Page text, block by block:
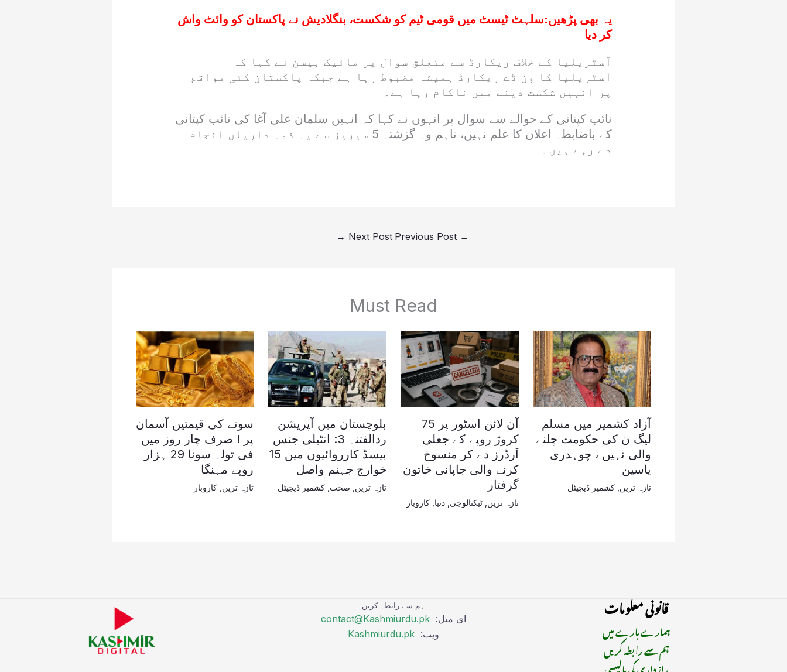
یہ بھی پڑھیں:سلہٹ ٹیسٹ میں قومی ٹیم کو شکست، بنگلادیش نے پاکستان کو وائٹ واش
کر دیا
آسٹریلیا کے خلاف ریکارڈ سے متعلق سوال پر مائیک ہیسن نے کہا کہ
آسٹریلیا کا ون ڈے ریکارڈ ہمیشہ مضبوط رہا ہے جبکہ پاکستان کئی مواقع
پر انہیں شکست دینے میں ناکام رہا ہے۔
نائب کپتانی کے حوالے سے سوال پر انہوں نے کہا کہ انہیں سلمان علی آغا کی نائب کپتانی
کے باضابطہ اعلان کا علم نہیں، تاہم وہ گزشتہ 5 سیریز سے یہ ذمہ داریاں انجام
دے رہے ہیں۔
←
Next Post
→
Must Read
آزاد کشمیر میں مسلم
لیگ ن کی حکومت چلنے
والی نہیں ، چوہدری
یاسین
تازہ ترین کشمیر ڈیجیٹل
آن لائن اسٹور پر 75
کروڑ روپے کے جعلی
آرڈرز دے کر منسوخ
کرنے والی جاپانی خاتون
گرفتار
تازہ ترین ,ٹیکنالوجی ,دنیا ,کاروبار
بلوچستان میں آپریشن
ردالفتنہ 3: انٹیلی جنس
بیسڈ کارروائیوں میں 15
خوارج جہنم واصل
تازہ ترین صحت ,کشمیر ڈیجیٹل
سونے کی قیمتیں آسمان
پر ! صرف چار روز میں
فی تولہ سونا 29 ہزار
روپے مہنگا
تازہ ترین کاروبار
قانونی معلومات
ہمارے بارے میں
ہم سے رابطہ کریں
ہم سے رابطہ کریں
ای میل: contact@Kashmiurdu.pk
ویب: Kashmiurdu.pk